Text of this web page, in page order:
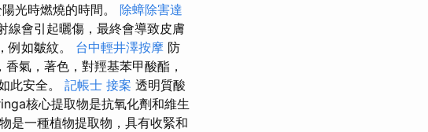
光時燃燒的時間。 除蟑除害達
線會引起曬傷，最終會導致皮膚
例如皺紋。 台中輕井澤按摩 防
香氣，著色，對羥基苯甲酸酯，
此安全。 記帳士 接案 透明質酸
核心提取物是抗氧化劑和維生
是一種植物提取物，具有收緊和